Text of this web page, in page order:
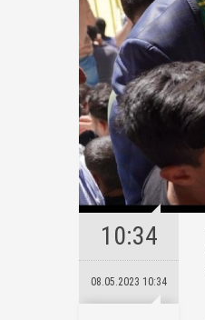
10:34
08.05.2023 10:34